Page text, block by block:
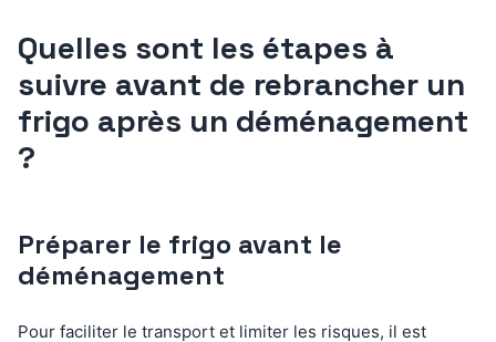
Quelles sont les étapes à
suivre avant de rebrancher un
frigo après un déménagement
?
Préparer le frigo avant le
déménagement
Pour faciliter le transport et limiter les risques, il est